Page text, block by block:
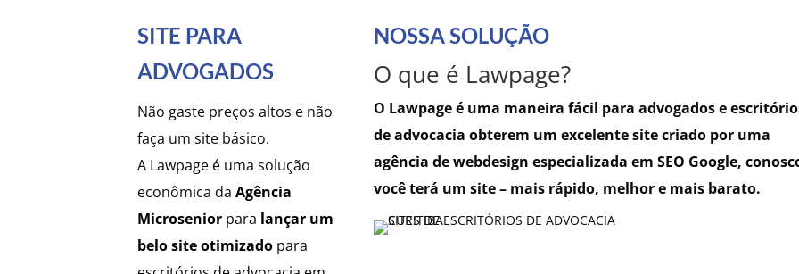
SITE PARA
ADVOGADOS
Não gaste preços altos e não
faça um site básico.
A Lawpage é uma solução
econômica daAgência
Microsenior para lançar um
belo site otimizado para
NOSSA SOLUÇÃO
O que é Lawpage?
O Lawpage é uma maneira fácil para advogados e
de advocacia obterem um excelente site criado por uma
agência de webdesign especializada em SEO Google,
você terá um site – mais rápido, melhor e mais barato.